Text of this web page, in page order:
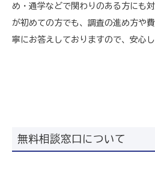
め・通学などで関わりのある方にも
が初めての方でも、調査の進め方や
寧にお答えしておりますので、安心し
無料相談窓口について